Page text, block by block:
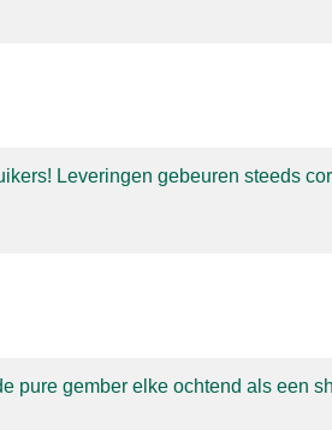
Leveringen gebeuren steeds
pure gember elke ochtend als een